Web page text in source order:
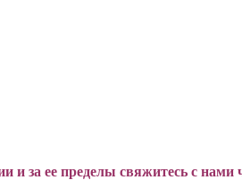
и за ее пределы свяжитесь с